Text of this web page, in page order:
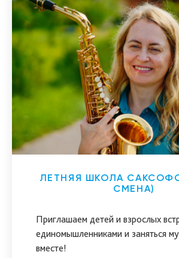
ЛЕТНЯЯ ШКОЛА
СМЕНА)
Приглашаем детей и взрослых
единомышленниками и заняться
вместе!